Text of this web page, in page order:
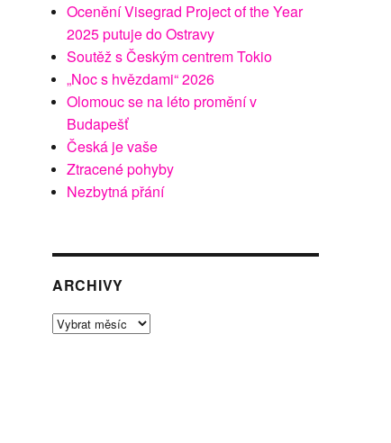
Ocenění Visegrad Project of the Year
2025 putuje do Ostravy
Soutěž s Českým centrem Tokio
„Noc s hvězdami“ 2026
Olomouc se na léto promění v
Budapešť
Česká je vaše
Ztracené pohyby
Nezbytná přání
ARCHIVY
Archivy